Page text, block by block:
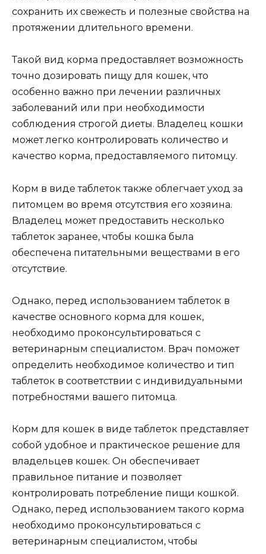
сохранить их свежесть и полезные свойства на
протяжении длительного времени.
Такой вид корма предоставляет возможность
точно дозировать пищу для кошек, что
особенно важно при лечении различных
заболеваний или при необходимости
соблюдения строгой диеты. Владелец кошки
может легко контролировать количество и
качество корма, предоставляемого питомцу.
Корм в виде таблеток также облегчает уход за
питомцем во время отсутствия его хозяина.
Владелец может предоставить несколько
таблеток заранее, чтобы кошка была
обеспечена питательными веществами в его
отсутствие.
Однако, перед использованием таблеток в
качестве основного корма для кошек,
необходимо проконсультироваться с
ветеринарным специалистом. Врач поможет
определить необходимое количество и тип
таблеток в соответствии с индивидуальными
потребностями вашего питомца.
Корм для кошек в виде таблеток представляет
собой удобное и практическое решение для
владельцев кошек. Он обеспечивает
правильное питание и позволяет
контролировать потребление пищи кошкой.
Однако, перед использованием такого корма
необходимо проконсультироваться с
ветеринарным специалистом, чтобы